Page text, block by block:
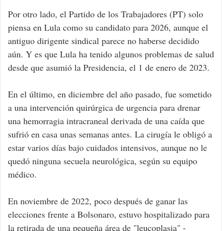
Por otro lado, el Partido de los Trabajadores (PT) solo
piensa en Lula como su candidato para 2026, aunque el
antiguo dirigente sindical parece no haberse decidido
aún. Y es que Lula ha tenido algunos problemas de salud
desde que asumió la Presidencia, el 1 de enero de 2023.
En el último, en diciembre del año pasado, fue sometido
a una intervención quirúrgica de urgencia para drenar
una hemorragia intracraneal derivada de una caída que
sufrió en casa unas semanas antes. La cirugía le obligó a
estar varios días bajo cuidados intensivos, aunque no le
quedó ninguna secuela neurológica, según su equipo
médico.
En noviembre de 2022, poco después de ganar las
elecciones frente a Bolsonaro, estuvo hospitalizado para
la retirada de una pequeña área de "leucoplasia" -